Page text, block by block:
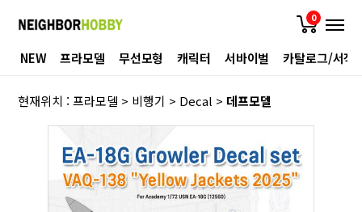
0
NEW 프라모델 무선모형 캐릭터 서바이벌 카탈로그/서적
현재위치 :프라모델 > 비행기 > Decal > 데프모델